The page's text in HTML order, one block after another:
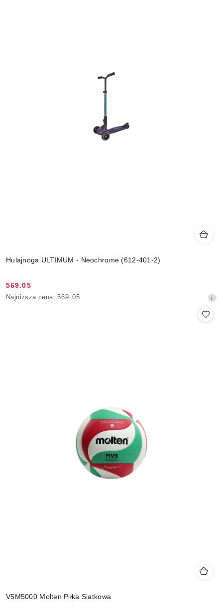
Hulajnoga ULTIMUM - Neochrome (612-401-2)
Cena
promocyjna:
569.05
Najniższa
Najniższa cena: 569.05
V5M5000 Molten Piłka Siatkowa